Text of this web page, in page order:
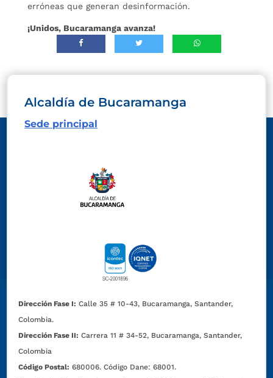
erróneas que generan desinformación.
¡Unidos, Bucaramanga avanza!
Alcaldía de Bucaramanga
Sede principal
Dirección Fase I: Calle 35 # 10-43, Bucaramanga, Santander,
Colombia.
Dirección Fase II: Carrera 11 # 34-52, Bucaramanga, Santander,
Colombia
Código Postal: 680006. Código Dane: 68001.